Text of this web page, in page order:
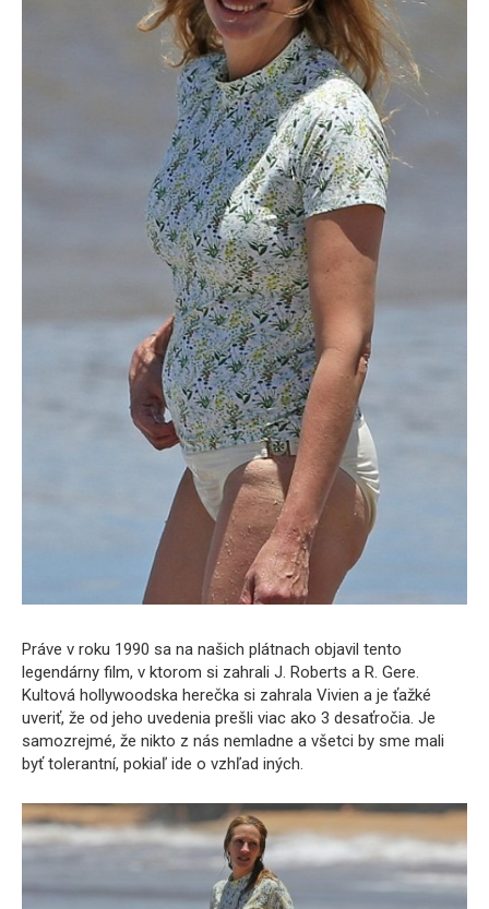
Práve v roku 1990 sa na našich plátnach objavil tento
legendárny film, v ktorom si zahrali J. Roberts a R. Gere.
Kultová hollywoodska herečka si zahrala Vivien a je ťažké
uveriť, že od jeho uvedenia prešli viac ako 3 desaťročia. Je
samozrejmé, že nikto z nás nemladne a všetci by sme mali
byť tolerantní, pokiaľ ide o vzhľad iných.